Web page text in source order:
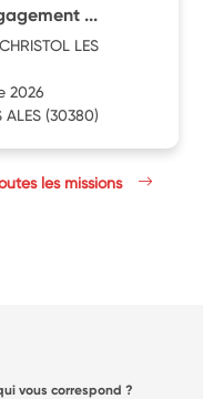
...
LES
2026
ALES (30380)
les missions
vous correspond ?